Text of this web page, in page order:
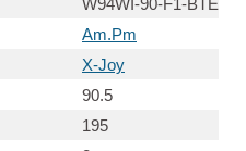
W94WI-90-F1-BTE
Am.Pm
X-Joy
90.5
195